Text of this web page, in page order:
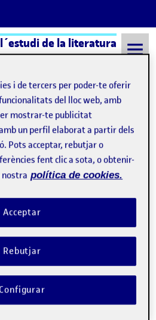
de la literatura
16 Setembre, 2021
2021
comentariel Qui soc?
sóc el Jordi Anglès de
i de tercers per poder-te oferir
del lloc web, amb
mostrar-te publicitat
un perfil elaborat a partir dels
Pots acceptar, rebutjar o
fent clic a sota, o obtenir-
nostra política de cookies.
Rebutjar
Acceptar